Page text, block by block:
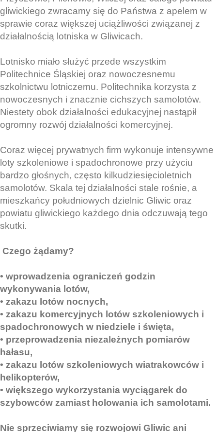
gliwickiego zwracamy się do Państwa z apelem w
sprawie coraz większej uciążliwości związanej z
działalnością lotniska w Gliwicach.
Lotnisko miało służyć przede wszystkim
Politechnice Śląskiej oraz nowoczesnemu
szkolnictwu lotniczemu. Politechnika korzysta z
nowoczesnych i znacznie cichszych samolotów.
Niestety obok działalności edukacyjnej nastąpił
ogromny rozwój działalności komercyjnej.
Coraz więcej prywatnych firm wykonuje intensywne
loty szkoleniowe i spadochronowe przy użyciu
bardzo głośnych, często kilkudziesięcioletnich
samolotów. Skala tej działalności stale rośnie, a
mieszkańcy południowych dzielnic Gliwic oraz
powiatu gliwickiego każdego dnia odczuwają tego
skutki.
Czego żądamy?
• wprowadzenia ograniczeń godzin
wykonywania lotów,
• zakazu lotów nocnych,
• zakazu komercyjnych lotów szkoleniowych i
spadochronowych w niedziele i święta,
• przeprowadzenia niezależnych pomiarów
hałasu,
• zakazu lotów szkoleniowych wiatrakowców i
helikopterów,
• większego wykorzystania wyciągarek do
szybowców zamiast holowania ich samolotami.
Nie sprzeciwiamy się rozwojowi Gliwic ani